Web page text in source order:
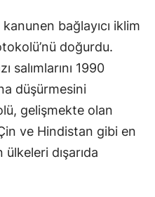
Hatay
Isparta
İstanbul
İzmir
kanunen bağlayıcı iklim
doğurdu.
salımlarını 1990
düşürmesini
gelişmekte olan
ve Hindistan gibi en
dışarıda